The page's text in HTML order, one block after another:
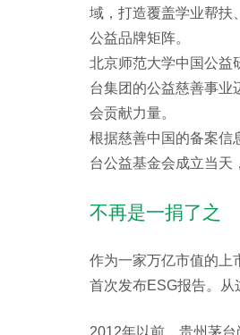
域，打造覆盖学业帮扶
公益品牌矩阵。
北京师范大学中国公益
台集团的公益慈善事业
会贡献力量。
根据慈善中国的备案信
台公益基金会成立当天
不再是一捐了之
作为一家万亿市值的上
首次发布ESG报告。从